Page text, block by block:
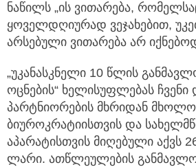
ნაწილს „ის ვითარება,
ყოველდღიურად ვეჯახებით,
არსებული ვითარება არ
„უკანასკნელი 10 წლის
ოცნების“ ხელისუფლებას
პარტნიორების მხრიდან
ბიუროკრატიისთვის და
აპარატისთვის მიღებული აქვს
ლარი. ათწლეულების